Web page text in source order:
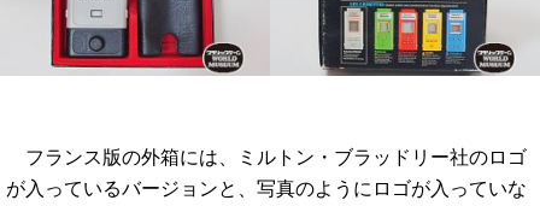
フランス版の外箱には、ミルトン・ブラッドリー社のロゴ
が入っているバージョンと、写真のようにロゴが入っていな